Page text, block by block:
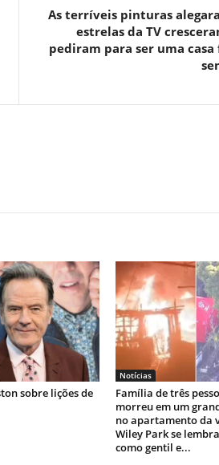
As terríveis pinturas
estrelas da TV
pediram para ser uma casa
sobre lições de
Notícias
Família de três
morreu em um
no apartamento da
Wiley Park se
como gentil e...